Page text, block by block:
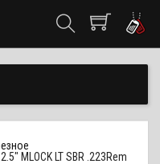
MLOCK LT SBR .223Rem